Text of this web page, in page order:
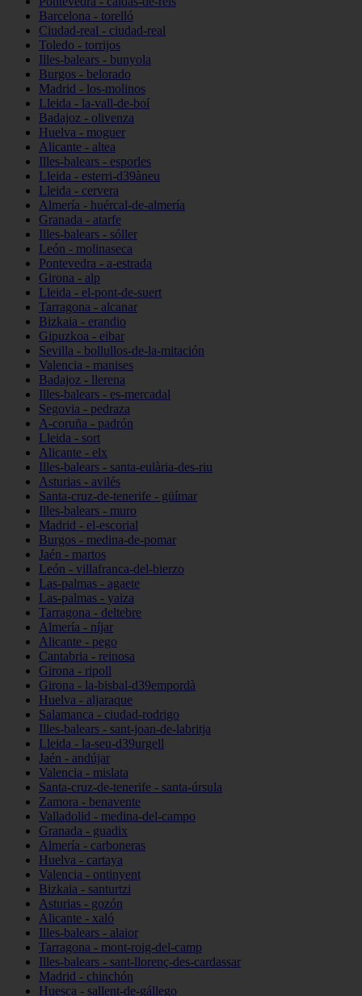
Barcelona - torelló
Ciudad-real - ciudad-real
Toledo - torrijos
Illes-balears - bunyola
Burgos - belorado
Madrid - los-molinos
Lleida - la-vall-de-boí
Badajoz - olivenza
Huelva - moguer
Alicante - altea
Illes-balears - esporles
Lleida - esterri-d39àneu
Lleida - cervera
Almería - huércal-de-almería
Granada - atarfe
Illes-balears - sóller
León - molinaseca
Pontevedra - a-estrada
Girona - alp
Lleida - el-pont-de-suert
Tarragona - alcanar
Bizkaia - erandio
Gipuzkoa - eibar
Sevilla - bollullos-de-la-mitación
Valencia - manises
Badajoz - llerena
Illes-balears - es-mercadal
Segovia - pedraza
A-coruña - padrón
Lleida - sort
Alicante - elx
Illes-balears - santa-eulària-des-riu
Asturias - avilés
Santa-cruz-de-tenerife - güímar
Illes-balears - muro
Madrid - el-escorial
Burgos - medina-de-pomar
Jaén - martos
León - villafranca-del-bierzo
Las-palmas - agaete
Las-palmas - yaiza
Tarragona - deltebre
Almería - níjar
Alicante - pego
Cantabria - reinosa
Girona - ripoll
Girona - la-bisbal-d39empordà
Huelva - aljaraque
Salamanca - ciudad-rodrigo
Illes-balears - sant-joan-de-labritja
Lleida - la-seu-d39urgell
Jaén - andújar
Valencia - mislata
Santa-cruz-de-tenerife - santa-úrsula
Zamora - benavente
Valladolid - medina-del-campo
Granada - guadix
Almería - carboneras
Huelva - cartaya
Valencia - ontinyent
Bizkaia - santurtzi
Asturias - gozón
Alicante - xaló
Illes-balears - alaior
Tarragona - mont-roig-del-camp
Illes-balears - sant-llorenç-des-cardassar
Madrid - chinchón
Huesca - sallent-de-gállego